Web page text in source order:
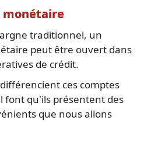
monétaire
traditionnel, un
peut être ouvert dans
de crédit.
ces comptes
font qu'ils présentent des
que nous allons